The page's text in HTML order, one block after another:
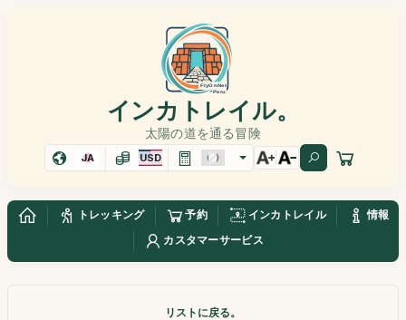
インカトレイル。
太陽の道を通る冒険
JA USD
トレッキング 予約 インカトレイル
情報
カスタマーサービス
リストに戻る。